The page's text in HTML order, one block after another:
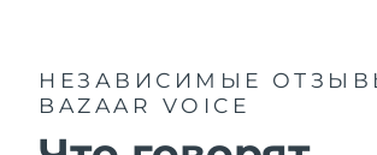
НЕЗАВИСИМЫЕ
BAZAAR VOICE